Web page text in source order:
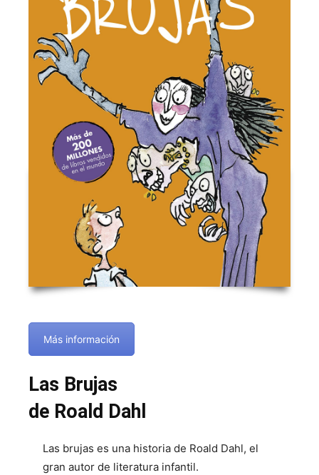
Más información
Las Brujas
de Roald Dahl
Las brujas es una historia de Roald Dahl, el
gran autor de literatura infantil.